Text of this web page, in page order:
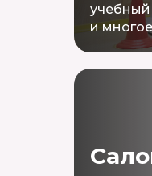
учебный
и